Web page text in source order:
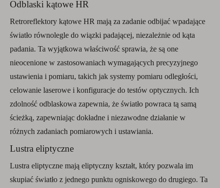
Odblaski kątowe HR
Retroreflektory kątowe HR mają za zadanie odbijać wpadające
światło równolegle do wiązki padającej, niezależnie od kąta
padania. Ta wyjątkowa właściwość sprawia, że ​​są one
nieocenione w zastosowaniach wymagających precyzyjnego
ustawienia i pomiaru, takich jak systemy pomiaru odległości,
celowanie laserowe i konfiguracje do testów optycznych. Ich
zdolność odblaskowa zapewnia, że ​​światło powraca tą samą
ścieżką, zapewniając dokładne i niezawodne działanie w
różnych zadaniach pomiarowych i ustawiania.
Lustra eliptyczne
Lustra eliptyczne mają eliptyczny kształt, który pozwala im
skupiać światło z jednego punktu ogniskowego do drugiego. Ta